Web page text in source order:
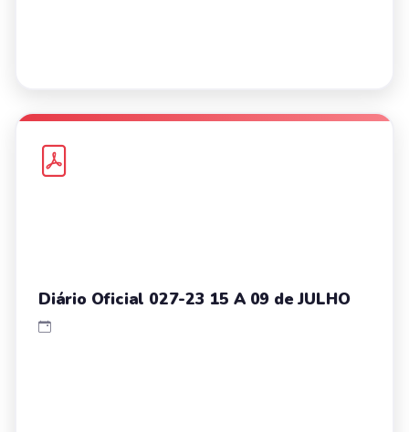
Diário Oficial 027-23 15 A 09 de JULHO